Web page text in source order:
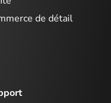
de détail